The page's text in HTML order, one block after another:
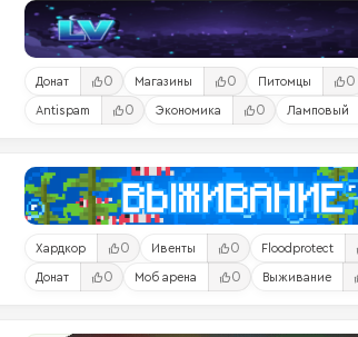
Донат 0 Магазины 0 Питомцы 0
Antispam 0 Экономика 0 Ламповый
Хардкор 0 Ивенты 0 Floodprotect
Донат 0 Моб арена 0 Выживание